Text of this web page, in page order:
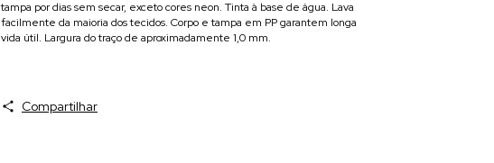
tampa por dias sem secar, exceto cores neon. Tinta à base de água. Lava
facilmente da maioria dos tecidos. Corpo e tampa em PP garantem longa
vida útil. Largura do traço de aproximadamente 1,0 mm.
Compartilhar